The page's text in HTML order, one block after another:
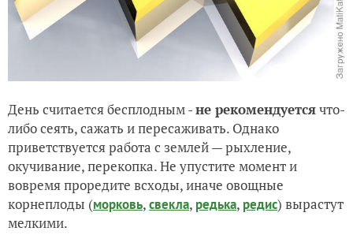
День считается бесплодным -не рекомендуетсячто-
либо сеять, сажать и пересаживать. Однако
приветствуется работа с землей — рыхление,
окучивание, перекопка. Не упустите момент и
вовремя проредите всходы, иначе овощные
корнеплоды (морковь,свекла, редька, редис) вырастут
мелкими.